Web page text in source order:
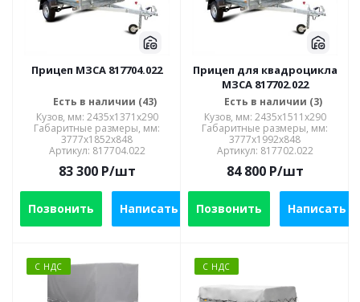
Прицеп МЗСА 817704.022
Есть в наличии (43)
Кузов, мм: 2435х1371х290
Габаритные размеры, мм:
3777х1852х848
Артикул: 817704.022
83 300P/шт
Позвонить Написать
Прицеп для квадроцикла
МЗСА 817702.022
Есть в наличии (3)
Кузов, мм: 2435x1511x290
Габаритные размеры, мм:
3777x1992x848
Артикул: 817702.022
84 800P/шт
Позвонить Написать
С НДС С НДС